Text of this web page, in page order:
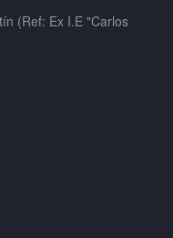
(Ref: Ex I.E "Carlos